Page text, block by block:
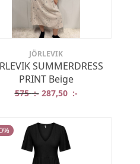
550 :-.
är: 275 :-.
JÖRLEVIK
SUMMERDRESS
PRINT Beige
575:- Det ursprungliga priset
287,50 :-Det nuvarande
%